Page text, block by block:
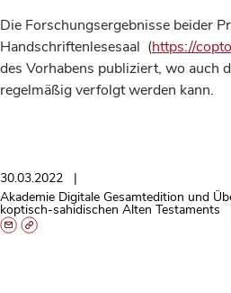
Die Forschungsergebnisse beider
Handschriftenlesesaal (https://
des Vorhabens publiziert, wo auch
regelmäßig verfolgt werden kann.
30.03.2022
Akademie Digitale Gesamtedition und
koptisch-sahidischen Alten Testaments